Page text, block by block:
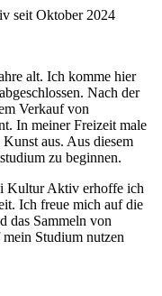
seit Oktober 2024
alt. Ich komme hier
Nach der
Verkauf von
In meiner Freizeit male
aus. Aus diesem
zu beginnen.
Kultur Aktiv erhoffe ich
Ich freue mich auf die
das Sammeln von
Studium nutzen